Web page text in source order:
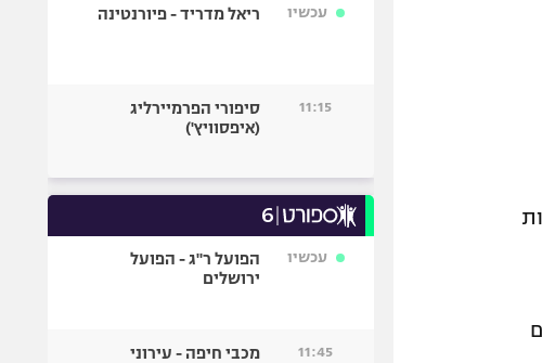
עכשיו ריאל מדריד - פיורנטינה
11:15
סיפורי הפרמיירליג
(איפסוויץ')
עכשיו
הפועל ר"ג - הפועל
ירושלים
11:45
מכבי חיפה - עירוני